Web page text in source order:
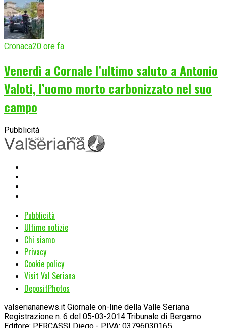
Cronaca20 ore fa
Venerdì a Cornale l’ultimo saluto a Antonio
Valoti, l’uomo morto carbonizzato nel suo
campo
Pubblicità
Pubblicità
Ultime notizie
Chi siamo
Privacy
Cookie policy
Visit Val Seriana
DepositPhotos
valseriananews.it Giornale on-line della Valle Seriana
Registrazione n. 6 del 05-03-2014 Tribunale di Bergamo